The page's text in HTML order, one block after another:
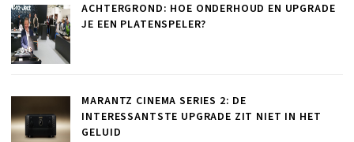
ACHTERGROND: HOE ONDERHOUD EN UPGRADE
JE EEN PLATENSPELER?
MARANTZ CINEMA SERIES 2: DE
INTERESSANTSTE UPGRADE ZIT NIET IN HET
GELUID